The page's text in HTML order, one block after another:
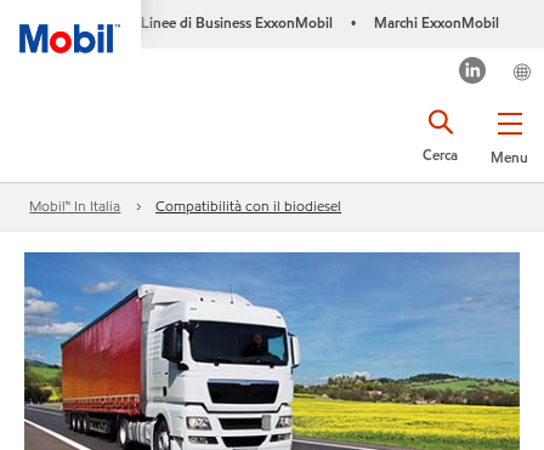
Linee di Business ExxonMobil • Marchi ExxonMobil
Menu
Cerca
Mobil™ In Italia Compatibilità con il biodiesel